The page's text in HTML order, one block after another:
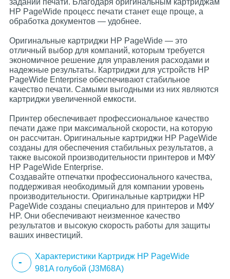
заданий печати. Благодаря оригинальным картриджам
HP PageWide процесс печати станет еще проще, а
обработка документов — удобнее.
Оригинальные картриджи HP PageWide — это
отличный выбор для компаний, которым требуется
экономичное решение для управления расходами и
надежные результаты. Картриджи для устройств HP
PageWide Enterprise обеспечивают стабильное
качество печати. Самыми выгодными из них являются
картриджи увеличенной емкости.
Принтер обеспечивает профессиональное качество
печати даже при максимальной скорости, на которую
он рассчитан. Оригинальные картриджи HP PageWide
созданы для обеспечения стабильных результатов, а
также высокой производительности принтеров и МФУ
HP PageWide Enterprise.
Создавайте отпечатки профессионального качества,
поддерживая необходимый для компании уровень
производительности. Оригинальные картриджи HP
PageWide созданы специально для принтеров и МФУ
HP. Они обеспечивают неизменное качество
результатов и высокую скорость работы для защиты
ваших инвестиций.
Характеристики Картридж HP PageWide
981A голубой (J3M68A)